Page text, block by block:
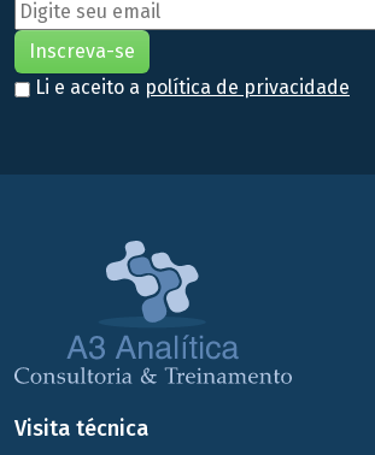
Li e aceito a política de privacidade
Visita técnica